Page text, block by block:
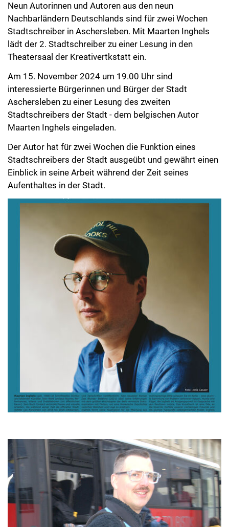
Neun Autorinnen und Autoren aus den neun
Nachbarländern Deutschlands sind für zwei Wochen
Stadtschreiber in Aschersleben. Mit Maarten Inghels
lädt der 2. Stadtschreiber zu einer Lesung in den
Theatersaal der Kreativertkstatt ein.
Am 15. November 2024 um 19.00 Uhr sind
interessierte Bürgerinnen und Bürger der Stadt
Aschersleben zu einer Lesung des zweiten
Stadtschreibers der Stadt - dem belgischen Autor
Maarten Inghels eingeladen.
Der Autor hat für zwei Wochen die Funktion eines
Stadtschreibers der Stadt ausgeübt und gewährt einen
Einblick in seine Arbeit während der Zeit seines
Aufenthaltes in der Stadt.